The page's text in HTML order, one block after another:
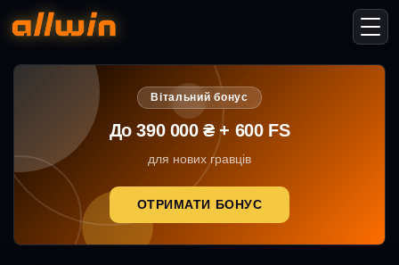
Вітальний бонус
До 390 000 ₴ + 600 FS
для нових гравців
ОТРИМАТИ БОНУС